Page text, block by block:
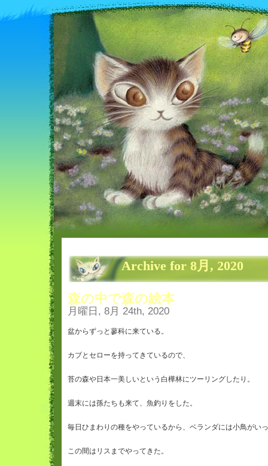
Archive for 8月, 2020
森の中で森の絵本
月曜日, 8月 24th, 2020
盆からずっと蓼科に来ている。
カブとセローを持ってきているので、
苔の森や日本一美しいという白樺林にツーリングしたり。
週末には孫たちも来て、魚釣りをした。
毎日ひまわりの種をやっているから、ベランダには小鳥がい
この間はリスまでやってきた。